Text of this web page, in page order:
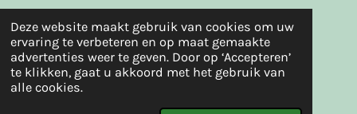
Deze website maakt gebruik van cookies om uw
ervaring te verbeteren en op maat gemaakte
advertenties weer te geven. Door op ‘Accepteren’
te klikken, gaat u akkoord met het gebruik van
alle cookies.
Volg ons op social media